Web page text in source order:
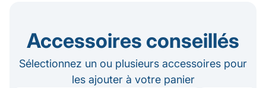
Accessoires conseillés
Sélectionnez un ou plusieurs accessoires pour
les ajouter à votre panier